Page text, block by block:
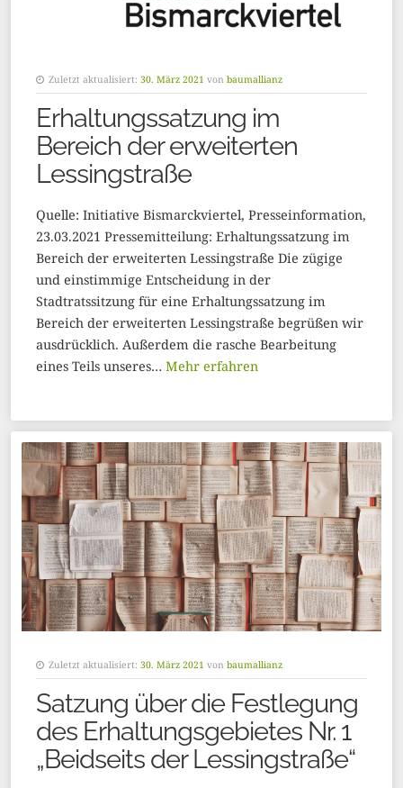
Zuletzt aktualisiert: 30. März 2021 von baumallianz
Erhaltungssatzung im
Bereich der erweiterten
Lessingstraße
Quelle: Initiative Bismarckviertel, Presseinformation,
23.03.2021 Pressemitteilung: Erhaltungssatzung im
Bereich der erweiterten Lessingstraße Die zügige
und einstimmige Entscheidung in der
Stadtratssitzung für eine Erhaltungssatzung im
Bereich der erweiterten Lessingstraße begrüßen wir
ausdrücklich. Außerdem die rasche Bearbeitung
eines Teils unseres… Mehr erfahren
Zuletzt aktualisiert: 30. März 2021 von baumallianz
Satzung über die Festlegung
des Erhaltungsgebietes Nr. 1
„Beidseits der Lessingstraße“